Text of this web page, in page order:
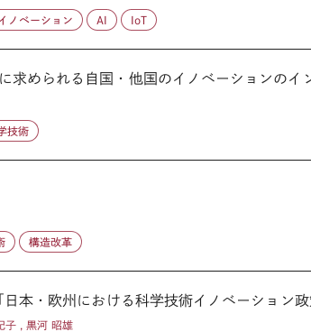
ノベーション AI IoT
求められる自国・他国のイノベーションのイ
技術
構造改革
本・欧州における科学技術イノベーション政
子 , 黒河 昭雄